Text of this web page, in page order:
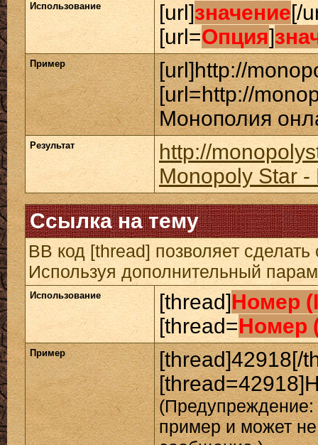
Использование [url]значение[/
[url=Опция]
Пример
[url]http://
[url=http://
Монополия
Результат
http://
Monopoly Star
Ссылка на тему
BB код [thread] позволяет
Используя дополнительный
Использование [thread]Номер
[thread=Номер
Пример
[thread]42918[/
(Предупреждение:
пример и может